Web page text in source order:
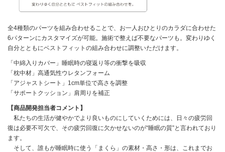
全4種類のパーツを組み合わせることで、お一人おひとりのカラダに合わせた
6パターンにカスタマイズが可能。施術で整えば不要なパーツも。変わりゆく
自分とともにベストフィットの組み合わせに調整いただけます。
「中綿入りカバー」睡眠時の寝返り等の衝撃を吸収
「枕中材」高通気性ウレタンフォーム
「アジャストシート」1cm単位で高さを調整
「サポートクッション」肩周りを補正
【商品開発担当者コメント】
私たちの生活が健やかでより良いものにしていくためには、日々の疲労回
復は必要不可欠で、その疲労回復に欠かせないのが“睡眠の質”と言われており
ます。
そして、誰もが睡眠時に使う「まくら」の素材・高さ・形は、これまでお